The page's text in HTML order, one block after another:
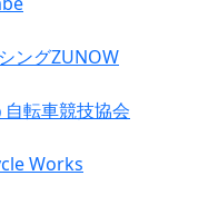
ングZUNOW
自転車競技協会
Works